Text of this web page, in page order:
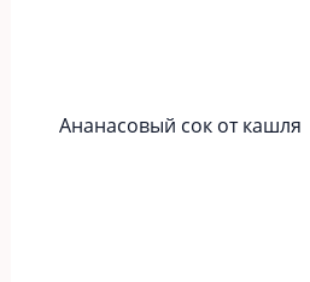
Ананасовый сок от кашля